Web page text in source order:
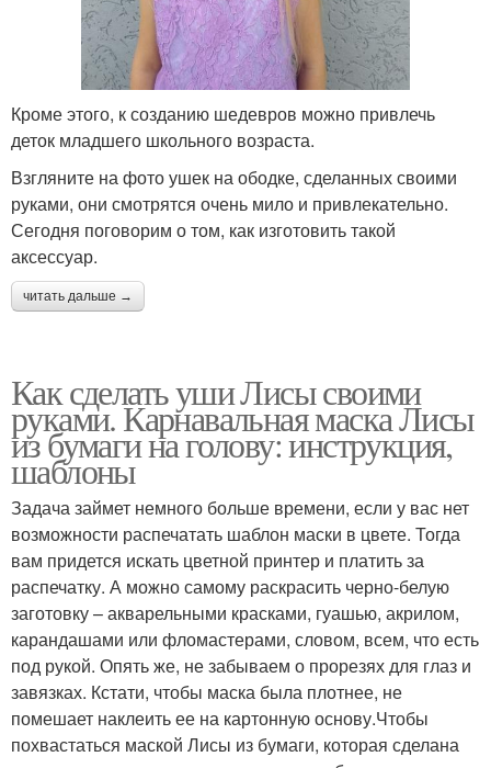
Кроме этого, к созданию шедевров можно привлечь
деток младшего школьного возраста.
Взгляните на фото ушек на ободке, сделанных своими
руками, они смотрятся очень мило и привлекательно.
Сегодня поговорим о том, как изготовить такой
аксессуар.
читать дальше →
Как сделать уши Лисы своими
руками. Карнавальная маска Лисы
из бумаги на голову: инструкция,
шаблоны
Задача займет немного больше времени, если у вас нет
возможности распечатать шаблон маски в цвете. Тогда
вам придется искать цветной принтер и платить за
распечатку. А можно самому раскрасить черно-белую
заготовку – акварельными красками, гуашью, акрилом,
карандашами или фломастерами, словом, всем, что есть
под рукой. Опять же, не забываем о прорезях для глаз и
завязках. Кстати, чтобы маска была плотнее, не
помешает наклеить ее на картонную основу.Чтобы
похвастаться маской Лисы из бумаги, которая сделана